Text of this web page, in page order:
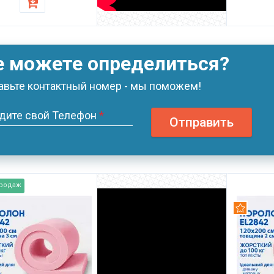
можете определиться?
контактный номер - мы поможем!
свой Телефон * Отправить